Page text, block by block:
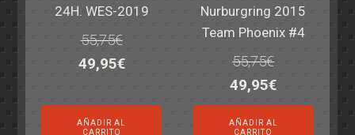
24H. WES-2019
55,75€
El
original
49,95€El
actual
AÑADIR AL
CARRITO
Nurburgring 2015
Team Phoenix #4
55,75€
El
precio
49,95€El
precio
AÑADIR AL
CARRITO